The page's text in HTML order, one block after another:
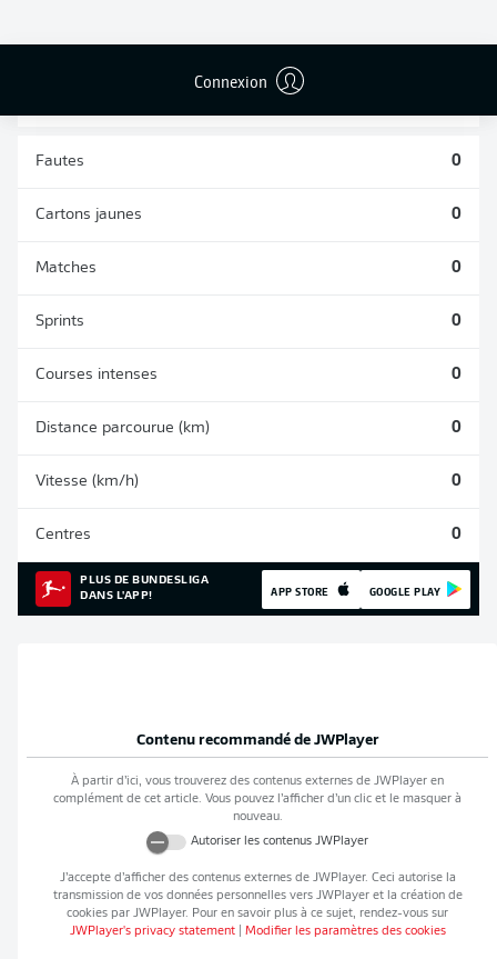
Connexion
0 0
Fautes 0
Cartons jaunes 0
Matches 0
Sprints 0
Courses intenses 0
Distance parcourue (km) 0
Vitesse (km/h) 0
Centres 0
PLUS DE BUNDESLIGA
DANS L'APP!
APP STORE GOOGLE PLAY
Contenu recommandé de JWPlayer
À partir d’ici, vous trouverez des contenus externes de JWPlayer en
complément de cet article. Vous pouvez l’afficher d’un clic et le masquer à
nouveau.
Autoriser les contenus JWPlayer
J’accepte d’afficher des contenus externes de JWPlayer. Ceci autorise la
transmission de vos données personnelles vers JWPlayeret la création de
cookies par JWPlayer. Pour en savoir plus à ce sujet, rendez-vous sur
JWPlayer's privacy statement| Modifier les paramètres des cookies